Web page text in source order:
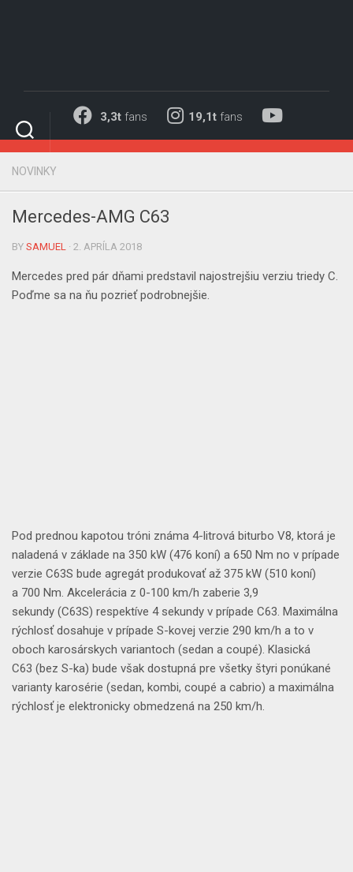
3,3tfans 19,1tfans
NOVINKY
Mercedes-AMG C63
BY SAMUEL · 2. APRÍLA 2018
Mercedes pred pár dňami predstavil najostrejšiu verziu triedy C.
Poďme sa na ňu pozrieť podrobnejšie.
Pod prednou kapotou tróni známa 4-litrová biturbo V8, ktorá je
naladená v základe na 350 kW (476 koní) a 650 Nm no v prípade
verzie C63S bude agregát produkovať až 375 kW (510 koní)
a 700 Nm. Akcelerácia z 0-100 km/h zaberie 3,9
sekundy (C63S) respektíve 4 sekundy v prípade C63. Maximálna
rýchlosťdosahuje v prípade S-kovej verzie 290 km/h a to v
oboch karosárskych variantoch (sedan a coupé). Klasická
C63 (bez S-ka) bude však dostupná pre všetky štyri ponúkané
varianty karosérie (sedan, kombi, coupé a cabrio) a maximálna
rýchlosť je elektronicky obmedzená na 250 km/h.